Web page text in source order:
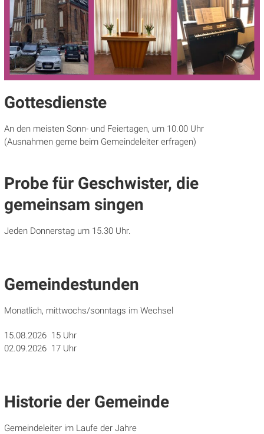
Gottesdienste
An den meisten Sonn- und Feiertagen, um 10.00 Uhr
(Ausnahmen gerne beim Gemeindeleiter erfragen)
Probe für Geschwister, die
gemeinsam singen
Jeden Donnerstag um 15.30 Uhr.
Gemeindestunden
Monatlich, mittwochs/sonntags im Wechsel
15.08.2026 15 Uhr
02.09.2026 17 Uhr
Historie der Gemeinde
Gemeindeleiter im Laufe der Jahre